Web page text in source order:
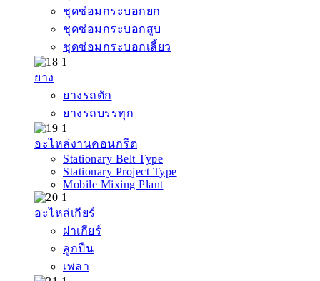
ชุดซ่อมกระบอกยก
ชุดซ่อมกระบอกสูบ
ชุดซ่อมกระบอกเลี้ยว
ยาง
ยางรถตัก
ยางรถบรรทุก
อะไหล่งานคอนกรีต
Stationary Belt Type
Stationary Project Type
Mobile Mixing Plant
อะไหล่เกียร์
ฝาเกียร์
ลูกปืน
เพลา